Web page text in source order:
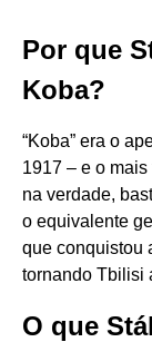
Por que
Koba?
“Koba” era o
1917 – e o mais
na verdade,
o equivalente
que conquistou
tornando Tbilisi
O que